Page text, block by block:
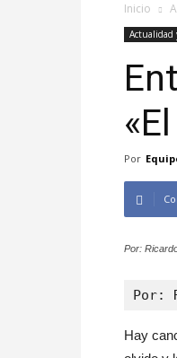
Inicio
Por
Por:
Por:
Hay